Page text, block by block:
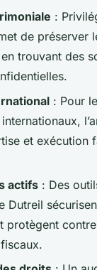
:
de préserver
trouvant des
: Pour
et exécution
actifs : Des
Dutreil
protègent